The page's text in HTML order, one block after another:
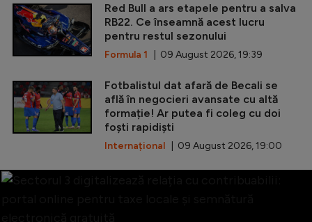
Red Bull a ars etapele pentru a salva
RB22. Ce înseamnă acest lucru
pentru restul sezonului
Formula 1 | 09 August 2026, 19:39
Fotbalistul dat afară de Becali se
află în negocieri avansate cu altă
formație! Ar putea fi coleg cu doi
foști rapidiști
Internațional | 09 August 2026, 19:00